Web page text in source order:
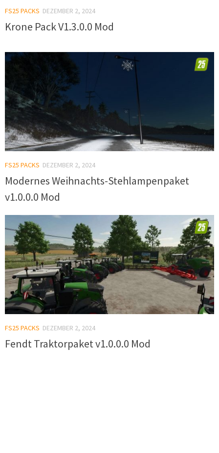
FS25 PACKS DEZEMBER 2, 2024
Krone Pack V1.3.0.0 Mod
FS25 PACKS DEZEMBER 2, 2024
Modernes Weihnachts-Stehlampenpaket
v1.0.0.0 Mod
FS25 PACKS DEZEMBER 2, 2024
Fendt Traktorpaket v1.0.0.0 Mod